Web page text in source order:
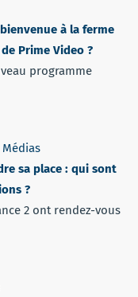
à la ferme
Prime Video ?
programme
Médias
sa place : qui sont
?
2 ont rendez-vous